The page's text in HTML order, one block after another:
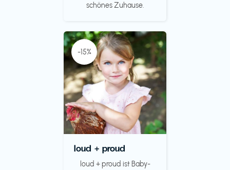
schönes Zuhause.
-15%
loud + proud
loud + proud ist Baby-